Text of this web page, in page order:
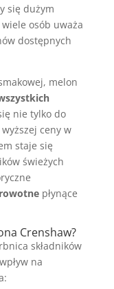
się dużym
osób uważa
dostępnych
melon
nie tylko do
ceny w
staje się
świeżych
płynące
Crenshaw?
składników
na